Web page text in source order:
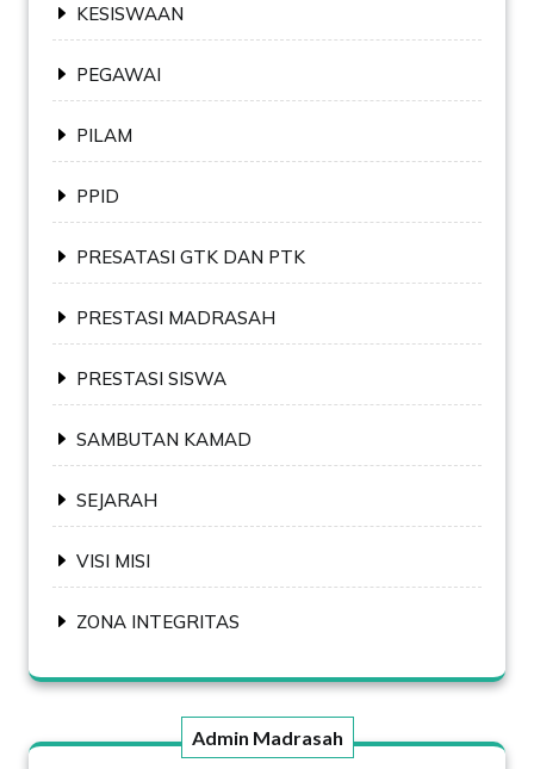
KESISWAAN
PEGAWAI
PILAM
PPID
PRESATASI GTK DAN PTK
PRESTASI MADRASAH
PRESTASI SISWA
SAMBUTAN KAMAD
SEJARAH
VISI MISI
ZONA INTEGRITAS
Admin Madrasah